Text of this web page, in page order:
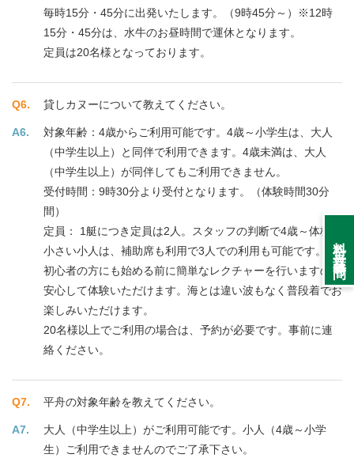
料金・営業時間
毎時15分・45分に出発いたします。（9時45分～）※12時
15分・45分は、水牛のお昼時間で運休となります。
定員は20名様となっております。
貸しカヌーについて教えてください。
対象年齢：4歳からご利用可能です。4歳～小学生は、大人
（中学生以上）と同伴で利用できます。4歳未満は、大人
（中学生以上）が同伴してもご利用できません。
受付時間：9時30分より受付となります。（体験時間30分
間）
定員： 1艇につき定員は2人。スタッフの判断で4歳～体格の
小さい小人は、補助席も利用で3人での利用も可能です。
初心者の方にも始める前に簡単なレクチャーを行いますので
安心して体験いただけます。海とは違い波もなく普段着でお
楽しみいただけます。
20名様以上でご利用の場合は、予約が必要です。事前に連
絡ください。
平舟の対象年齢を教えてください。
大人（中学生以上）がご利用可能です。小人（4歳～小学
生）ご利用できませんのでご了承下さい。